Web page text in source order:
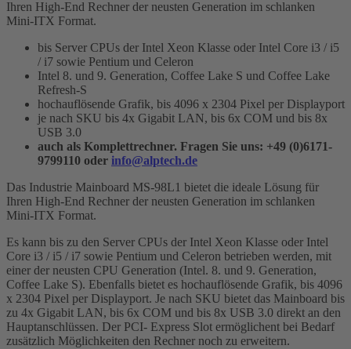
Ihren High-End Rechner der neusten Generation im schlanken
Mini-ITX Format.
bis Server CPUs der Intel Xeon Klasse oder Intel Core i3 / i5
/ i7 sowie Pentium und Celeron
Intel 8. und 9. Generation, Coffee Lake S und Coffee Lake
Refresh-S
hochauflösende Grafik, bis 4096 x 2304 Pixel per Displayport
je nach SKU bis 4x Gigabit LAN, bis 6x COM und bis 8x
USB 3.0
auch als Komplettrechner. Fragen Sie uns: +49 (0)6171-
9799110 oder info@alptech.de
Das Industrie Mainboard MS-98L1 bietet die ideale Lösung für
Ihren High-End Rechner der neusten Generation im schlanken
Mini-ITX Format.
Es kann bis zu den Server CPUs der Intel Xeon Klasse oder Intel
Core i3 / i5 / i7 sowie Pentium und Celeron betrieben werden, mit
einer der neusten CPU Generation (Intel. 8. und 9. Generation,
Coffee Lake S). Ebenfalls bietet es hochauflösende Grafik, bis 4096
x 2304 Pixel per Displayport. Je nach SKU bietet das Mainboard bis
zu 4x Gigabit LAN, bis 6x COM und bis 8x USB 3.0 direkt an den
Hauptanschlüssen. Der PCI- Express Slot ermöglichent bei Bedarf
zusätzlich Möglichkeiten den Rechner noch zu erweitern.